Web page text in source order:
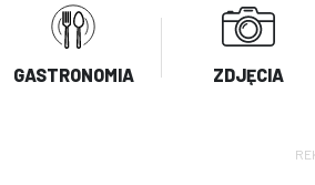
GASTRONOMIA ZDJĘCIA